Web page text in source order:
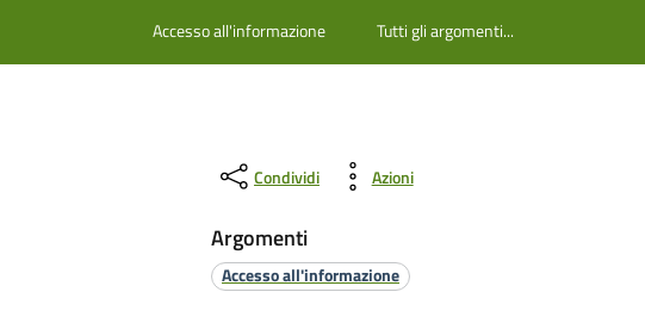
Accesso all'informazione Tutti gli argomenti...
Condividi Azioni
Argomenti
Accesso all'informazione